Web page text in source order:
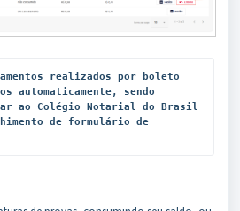
realizados por boleto
automaticamente, sendo
ao Colégio Notarial do Brasil
de formulário de